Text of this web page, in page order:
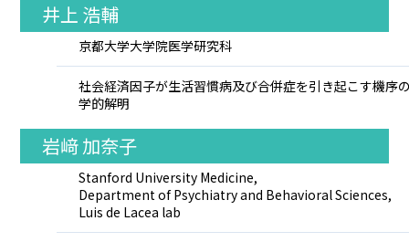
井上 浩輔
京都大学大学院医学研究科
社会経済因子が生活習慣病及び合併症を引き起こす機序
学的解明
岩﨑 加奈子
Stanford University Medicine,
Department of Psychiatry and Behavioral Sciences,
Luis de Lacea lab